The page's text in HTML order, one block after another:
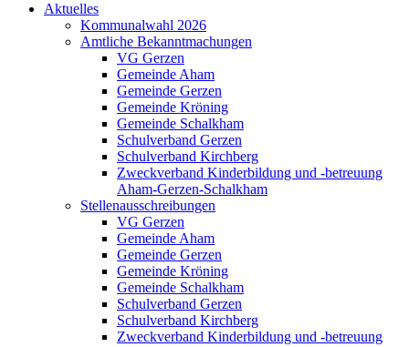
Aktuelles
Kommunalwahl 2026
Amtliche Bekanntmachungen
VG Gerzen
Gemeinde Aham
Gemeinde Gerzen
Gemeinde Kröning
Gemeinde Schalkham
Schulverband Gerzen
Schulverband Kirchberg
Zweckverband Kinderbildung und -betreuung
Aham-Gerzen-Schalkham
Stellenausschreibungen
VG Gerzen
Gemeinde Aham
Gemeinde Gerzen
Gemeinde Kröning
Gemeinde Schalkham
Schulverband Gerzen
Schulverband Kirchberg
Zweckverband Kinderbildung und -betreuung